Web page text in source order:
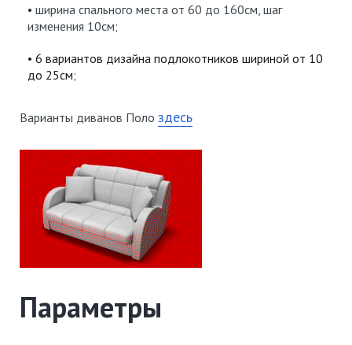
ширина спального места от 60 до 160см, шаг
изменения 10см;
6 вариантов дизайна подлокотников шириной от 10
до 25см;
Варианты диванов Полоздесь
Параметры